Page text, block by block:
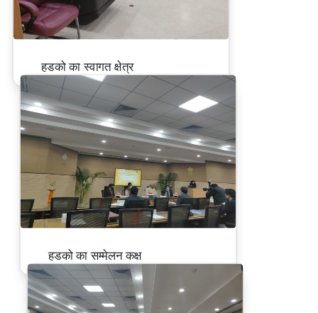
हडको का स्वागत क्षेत्र
हडको का सम्मेलन कक्ष